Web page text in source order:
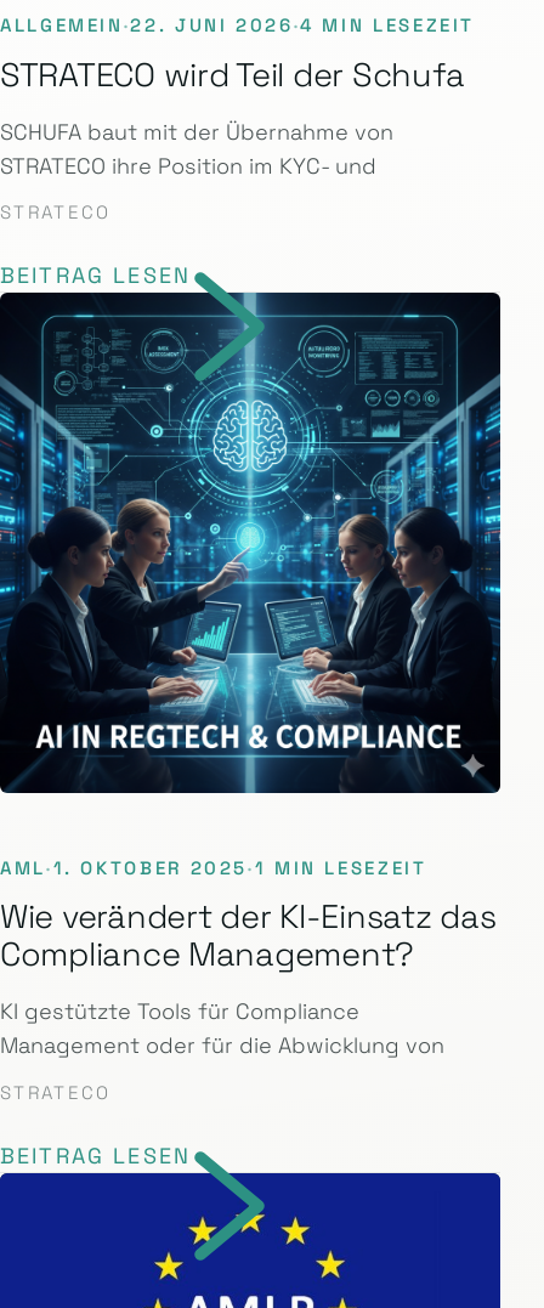
ALLGEMEIN ·22. JUNI 2026·4 MIN LESEZEIT
STRATECO wird Teil der Schufa
SCHUFA baut mit der Übernahme von
STRATECO ihre Position im KYC- und
STRATECO
BEITRAG LESEN
AML·1. OKTOBER 2025·1 MIN LESEZEIT
Wie verändert der KI-Einsatz das
Compliance Management?
KI gestützte Tools für Compliance
Management oder für die Abwicklung von
STRATECO
BEITRAG LESEN